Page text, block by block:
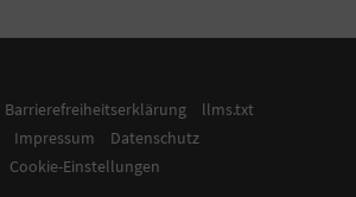
Barrierefreiheitserklärung
llms.txt
Impressum
Datenschutz
Cookie-Einstellungen